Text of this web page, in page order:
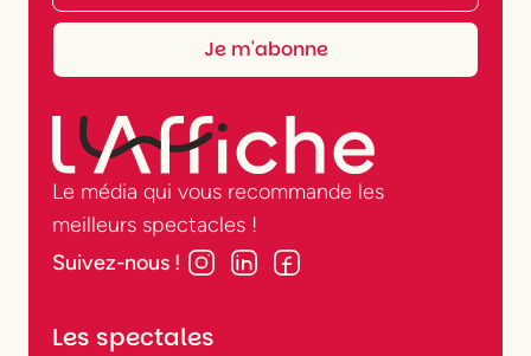
Le média qui vous recommande les
meilleurs spectacles !
Suivez-nous !
Les spectales